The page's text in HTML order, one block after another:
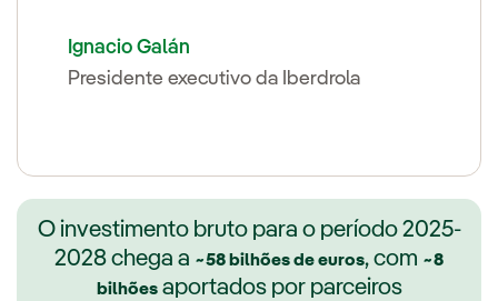
Ignacio Galán
Presidente executivo da Iberdrola
O investimento bruto para o período 2025-
2028 chega a ~58 bilhões de euros, com ~8
bilhõesaportados por parceiros